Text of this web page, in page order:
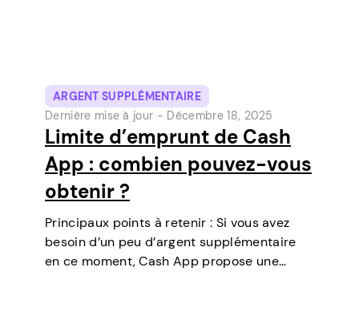
ARGENT SUPPLÉMENTAIRE
Dernière mise à jour - Décembre 18, 2025
Limite d’emprunt de Cash
App : combien pouvez-vous
obtenir ?
Principaux points à retenir : Si vous avez
besoin d’un peu d’argent supplémentaire
en ce moment, Cash App propose une